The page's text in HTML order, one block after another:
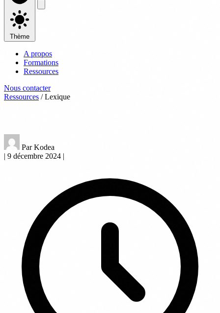
Thème
A propos
Formations
Ressources
Nous contacter
Ressources / Lexique
Par Kodea
| 9 décembre 2024 |